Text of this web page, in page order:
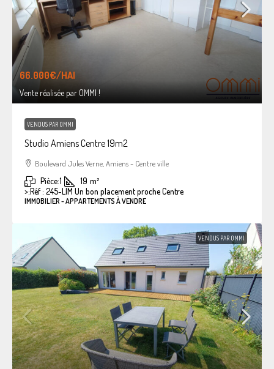
66.000€/HAI
Vente réalisée par OMMI !
VENDUS PAR OMMI
Studio Amiens Centre 19m2
Boulevard Jules Verne, Amiens - Centre ville
Pièce:1 19 m²
>:Réf : 245-LIM Un bon placement proche Centre
IMMOBILIER - APPARTEMENTS À VENDRE
VENDUS PAR OMMI